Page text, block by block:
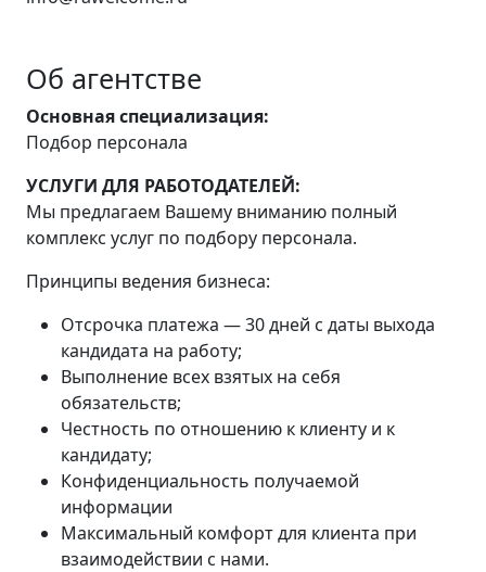
Об агентстве
Основная специализация:
Подбор персонала
УСЛУГИ ДЛЯ РАБОТОДАТЕЛЕЙ:
Мы предлагаем Вашему вниманию полный
комплекс услуг по подбору персонала.
Принципы ведения бизнеса:
Отсрочка платежа — 30 дней с даты выхода
кандидата на работу;
Выполнение всех взятых на себя
обязательств;
Честность по отношению к клиенту и к
кандидату;
Конфиденциальность получаемой
информации
Максимальный комфорт для клиента при
взаимодействии с нами.